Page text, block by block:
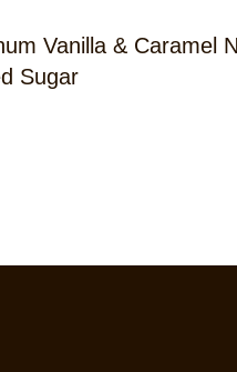
Vanilla & Caramel
Sugar